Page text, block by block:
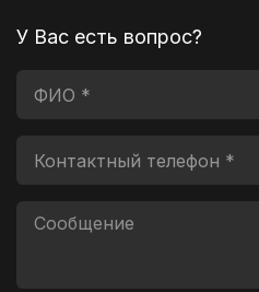
У Вас есть вопрос?